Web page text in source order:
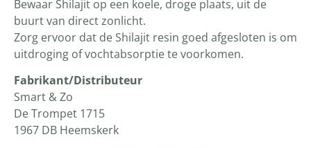
Bewaar Shilajit op een koele, droge plaats, uit de
buurt van direct zonlicht.
Zorg ervoor dat de Shilajit resin goed afgesloten is om
uitdroging of vochtabsorptie te voorkomen.
Fabrikant/Distributeur
Smart & Zo
De Trompet 1715
1967 DB Heemskerk